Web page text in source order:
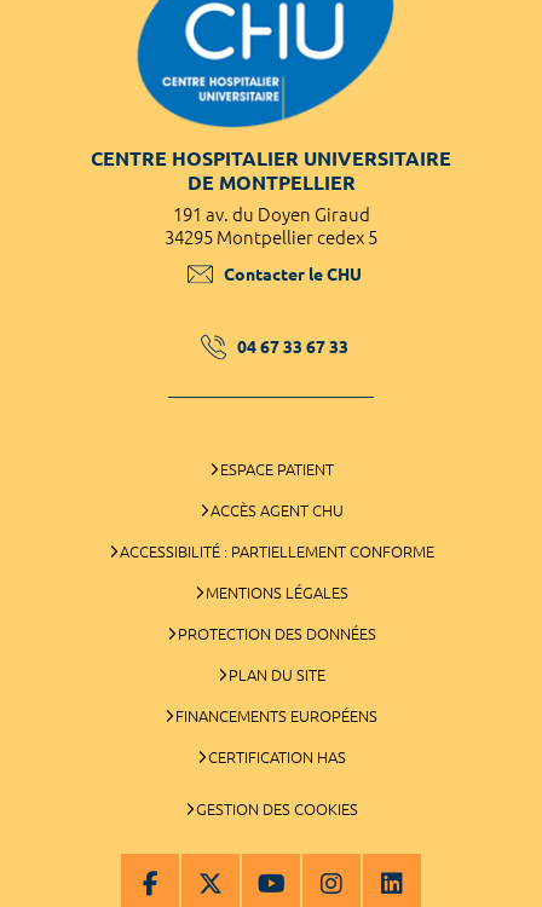
CENTRE HOSPITALIER UNIVERSITAIRE
DE MONTPELLIER
191 av. du Doyen Giraud
34295 Montpellier cedex 5
Contacter le CHU
04 67 33 67 33
ESPACE PATIENT
ACCÈS AGENT CHU
ACCESSIBILITÉ : PARTIELLEMENT CONFORME
MENTIONS LÉGALES
PROTECTION DES DONNÉES
PLAN DU SITE
FINANCEMENTS EUROPÉENS
CERTIFICATION HAS
GESTION DES COOKIES